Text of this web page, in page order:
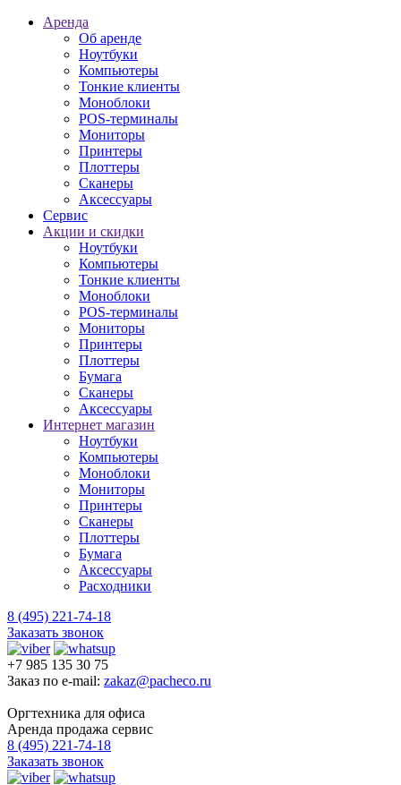
Аренда
Об аренде
Ноутбуки
Компьютеры
Тонкие клиенты
Моноблоки
POS-терминалы
Мониторы
Принтеры
Плоттеры
Сканеры
Аксессуары
Сервис
Акции и скидки
Ноутбуки
Компьютеры
Тонкие клиенты
Моноблоки
POS-терминалы
Мониторы
Принтеры
Плоттеры
Бумага
Сканеры
Аксессуары
Интернет магазин
Ноутбуки
Компьютеры
Моноблоки
Мониторы
Принтеры
Сканеры
Плоттеры
Бумага
Аксессуары
Расходники
8 (495) 221-74-18
Заказать звонок
+7 985 135 30 75
Заказ по e-mail: zakaz@pacheco.ru
Оргтехника для офиса
Аренда продажа сервис
8 (495) 221-74-18
Заказать звонок